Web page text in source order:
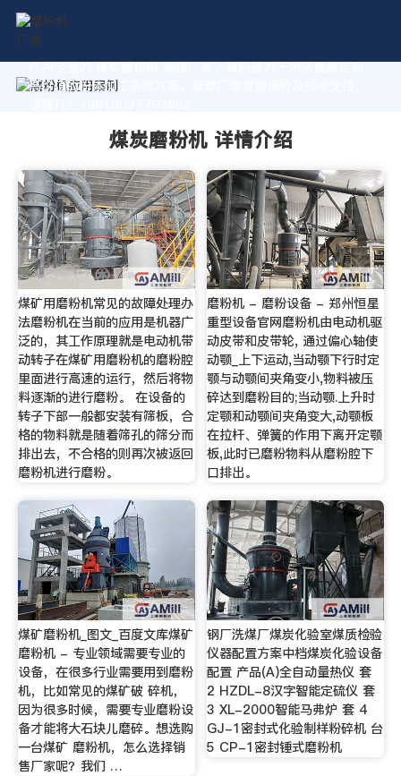
作为专业的 煤炭磨粉机 制造厂家，我们致力于为您量身定制
高价值的粉体加工系统方案。获取厂家直销报价及技术支持，
煤炭磨粉机 详情介绍
煤矿用磨粉机常见的故障处理办
法磨粉机在当前的应用是机器广
泛的，其工作原理就是电动机带
动转子在煤矿用磨粉机的磨粉腔
里面进行高速的运行，然后将物
料逐渐的进行磨粉。 在设备的
转子下部一般都安装有筛板，合
格的物料就是随着筛孔的筛分而
排出去，不合格的则再次被返回
磨粉机进行磨粉。
磨粉机 - 磨粉设备 - 郑州恒星
重型设备官网磨粉机由电动机驱
动皮带和皮带轮, 通过偏心轴使
动颚_上下运动,当动颚下行时定
颚与动颚间夹角变小,物料被压
碎达到磨粉目的;当动颚.上升时
定颚和动颚间夹角变大,动颚板
在拉杆、弹簧的作用下离开定颚
板,此时已磨粉物料从磨粉腔下
口排出。
煤矿磨粉机_图文_百度文库煤矿
磨粉机 - 专业领域需要专业的
设备，在很多行业需要用到磨粉
机，比如常见的煤矿破 碎机，
因为很多时候，需要专业磨粉设
备才能将大石块儿磨碎。想选购
一台煤矿 磨粉机，怎么选择销
售厂家呢？我们 …
钢厂洗煤厂煤炭化验室煤质检验
仪器配置方案中档煤炭化验设备
配置 产品(A)全自动量热仪 套
2 HZDL-8汉字智能定硫仪 套
3 XL-2000智能马弗炉 套 4
GJ-1密封式化验制样粉碎机 台
5 CP-1密封锤式磨粉机